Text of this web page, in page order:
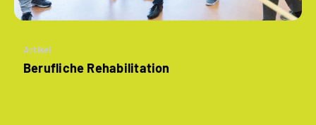
Artikel
Berufliche Rehabilitation